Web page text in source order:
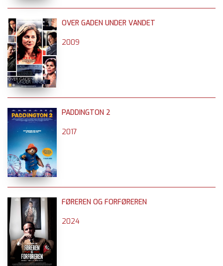
OVER GADEN UNDER VANDET
2009
PADDINGTON 2
2017
FØREREN OG FORFØREREN
2024